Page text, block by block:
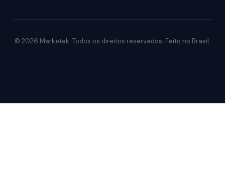
© 2026 Marketek. Todos os direitos reservados. Feito no Brasil.